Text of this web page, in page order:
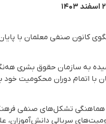
کانون صنفی معلمان با
با اتمام دوران محکومیت خود
تشکل‌های صنفی